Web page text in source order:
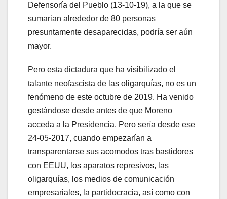
Defensoría del Pueblo (13-10-19), a la que se
sumarian alrededor de 80 personas
presuntamente desaparecidas, podría ser aún
mayor.
Pero esta dictadura que ha visibilizado el
talante neofascista de las oligarquías, no es un
fenómeno de este octubre de 2019. Ha venido
gestándose desde antes de que Moreno
acceda a la Presidencia. Pero sería desde ese
24-05-2017, cuando empezarían a
transparentarse sus acomodos tras bastidores
con EEUU, los aparatos represivos, las
oligarquías, los medios de comunicación
empresariales, la partidocracia, así como con